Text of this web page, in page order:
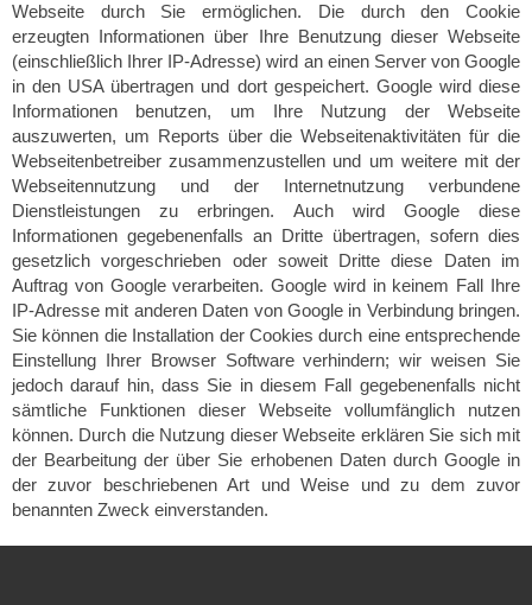
Webseite durch Sie ermöglichen. Die durch den Cookie
erzeugten Informationen über Ihre Benutzung dieser Webseite
(einschließlich Ihrer IP-Adresse) wird an einen Server von Google
in den USA übertragen und dort gespeichert. Google wird diese
Informationen benutzen, um Ihre Nutzung der Webseite
auszuwerten, um Reports über die Webseitenaktivitäten für die
Webseitenbetreiber zusammenzustellen und um weitere mit der
Webseitennutzung und der Internetnutzung verbundene
Dienstleistungen zu erbringen. Auch wird Google diese
Informationen gegebenenfalls an Dritte übertragen, sofern dies
gesetzlich vorgeschrieben oder soweit Dritte diese Daten im
Auftrag von Google verarbeiten. Google wird in keinem Fall Ihre
IP-Adresse mit anderen Daten von Google in Verbindung bringen.
Sie können die Installation der Cookies durch eine entsprechende
Einstellung Ihrer Browser Software verhindern; wir weisen Sie
jedoch darauf hin, dass Sie in diesem Fall gegebenenfalls nicht
sämtliche Funktionen dieser Webseite vollumfänglich nutzen
können. Durch die Nutzung dieser Webseite erklären Sie sich mit
der Bearbeitung der über Sie erhobenen Daten durch Google in
der zuvor beschriebenen Art und Weise und zu dem zuvor
benannten Zweck einverstanden.